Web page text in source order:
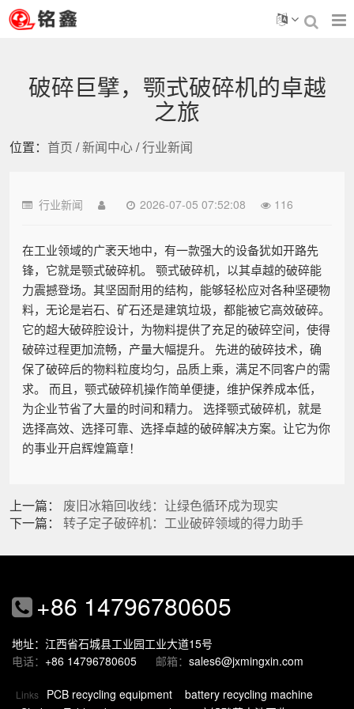
破碎巨擘，颚式破碎机的卓越
之旅
位置： 首页 /新闻中心/行业新闻
行业新闻 2026-07-05 07:52:08 116
在工业领域的广袤天地中，有一款强大的设备犹如开路先
锋，它就是颚式破碎机。 颚式破碎机，以其卓越的破碎能
力震撼登场。其坚固耐用的结构，能够轻松应对各种坚硬物
料，无论是岩石、矿石还是建筑垃圾，都能被它高效破碎。
它的超大破碎腔设计，为物料提供了充足的破碎空间，使得
破碎过程更加流畅，产量大幅提升。 先进的破碎技术，确
保了破碎后的物料粒度均匀，品质上乘，满足不同客户的需
求。 而且，颚式破碎机操作简单便捷，维护保养成本低，
为企业节省了大量的时间和精力。 选择颚式破碎机，就是
选择高效、选择可靠、选择卓越的破碎解决方案。让它为你
的事业开启辉煌篇章！
上一篇： 废旧冰箱回收线：让绿色循环成为现实
下一篇： 转子定子破碎机：工业破碎领域的得力助手
+86 14796780605
地址：江西省石城县工业园工业大道15号
电话： +86 14796780605 邮箱： sales6@jxmingxin.com
Links PCB recycling equipment
battery recycling machine